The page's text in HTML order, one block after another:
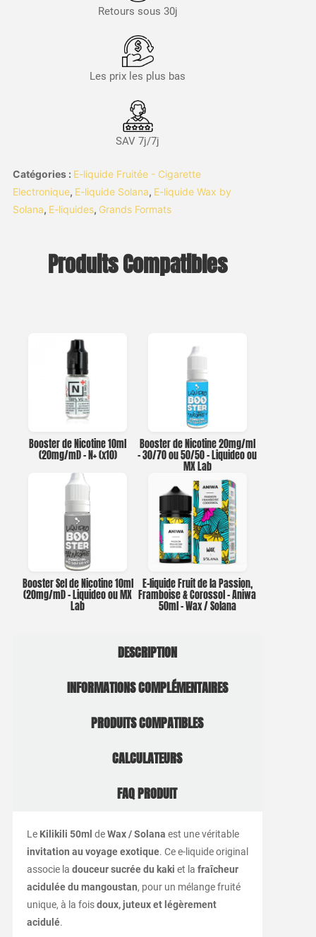
Retours sous 30j
Les prix les plus bas
SAV 7j/7j
Catégories : E-liquide Fruitée - Cigarette
Electronique, E-liquide Solana, E-liquide Wax by
Solana, E-liquides, Grands Formats
Produits Compatibles
Booster de Nicotine 10ml
(20mg/ml) – N+ (x10)
Booster de Nicotine 20mg/ml
– 30/70 ou 50/50 – Liquideo ou
MX Lab
Booster Sel de Nicotine 10ml
(20mg/ml) – Liquideo ou MX
Lab
E-liquide Fruit de la Passion,
Framboise & Corossol – Aniwa
50ml – Wax / Solana
DESCRIPTION
INFORMATIONS COMPLÉMENTAIRES
PRODUITS COMPATIBLES
CALCULATEURS
FAQ PRODUIT
Le Kilikili 50ml deWax / Solana est une véritable
invitation au voyage exotique. Ce e-liquide original
associe la douceur sucrée du kaki et la fraîcheur
acidulée du mangoustan, pour un mélange fruité
unique, à la foisdoux, juteux et légèrement
acidulé.